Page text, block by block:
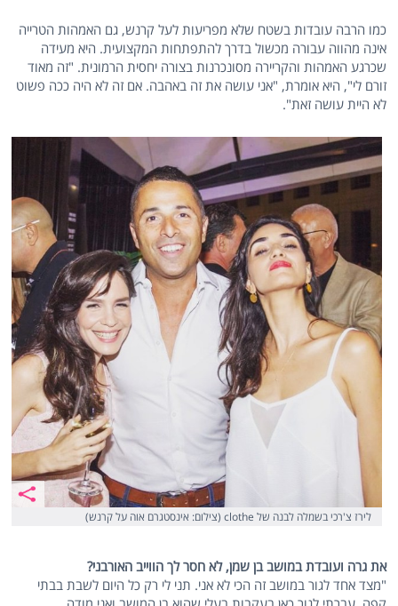
כמו הרבה עובדות בשטח שלא מפריעות לעל קרנש, גם האמהות הטרייה
אינה מהווה עבורה מכשול בדרך להתפתחות המקצועית. היא מעידה
שכרגע האמהות והקריירה מסונכרנות בצורה יחסית הרמונית. "זה מאוד
זורם לי", היא אומרת, "אני עושה את זה באהבה. אם זה לא היה ככה פשוט
לא היית עושה זאת".
לירז צ'רכי בשמלה לבנה של clothe (צילום: אינסטגרם אוה על קרנש)
את גרה ועובדת במושב בן שמן, לא חסר לך הווייב האורבני?
"מצד אחד לגור במושב זה הכי לא אני. תני לי רק כל היום לשבת בבתי